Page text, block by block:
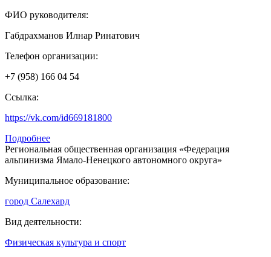
ФИО руководителя:
Габдрахманов Илнар Ринатович
Телефон организации:
+7 (958) 166 04 54
Ссылка:
https://vk.com/id669181800
Подробнее
Региональная общественная организация «Федерация
альпинизма Ямало-Ненецкого автономного округа»
Муниципальное образование:
город Салехард
Вид деятельности:
Физическая культура и спорт